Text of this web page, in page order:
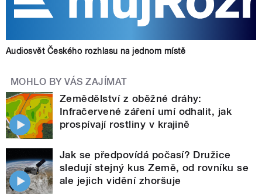
Audiosvět Českého rozhlasu na jednom místě
MOHLO BY VÁS ZAJÍMAT
Zemědělství z oběžné dráhy:
Infračervené záření umí odhalit, jak
prospívají rostliny v krajině
Jak se předpovídá počasí? Družice
sledují stejný kus Země, od rovníku se
ale jejich vidění zhoršuje